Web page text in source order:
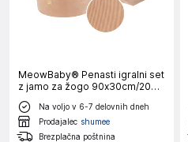
MeowBaby® Penasti igralni set
z jamo za žogo 90x30cm/200
žogic 7cm, Igralni set za otroka,
4 elementi, Velvet žamet,
Pesek, Žoge: prozorne
Na voljo v 6-7 delovnih dneh
Prodajalec shumee
Brezplačna poštnina